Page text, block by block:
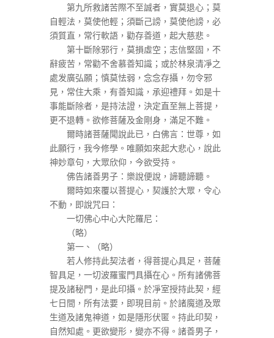
第九所救諸苦際不至誠者，實莫退心；莫
自輕法，莫使他輕；須斷己謗，莫使他謗，必
須質直，常行軟語，勸存善道，起大慈悲。
第十斷除邪行，莫損虛空；志信堅固，不
辭疲苦，常勸不舍慕善知識；或於林泉清凈之
處发廣弘願；慎莫怯弱，念念存攝，勿令邪
見，常住大乘，有善知識，承迎禮拜。如是十
事能斷除者，是持法證，決定直至無上菩提，
更不退轉。欲修菩薩及金剛身，滿足不難。
爾時諸菩薩聞說此已，白佛言：世尊，如
此願行，我今修學。唯願如來起大悲心，說此
神妙章句，大眾欣仰，今欲受持。
佛告諸善男子：樂說便說，諦聽諦聽。
爾時如來覆以菩提心，契護於大眾，令心
不動，即說咒曰：
一切佛心中心大陀羅尼：
（略）
第一、（略）
若人修持此契法者，得菩提心具足，菩薩
智具足，一切波羅蜜門具攝在心。所有諸佛菩
提及諸秘門，是此印攝。於凈室授持此契，經
七日間，所有法要，即現目前。於諸魔道及眾
生道及諸鬼神道，如是隱形伏匿。持此印契，
自然知處。更欲變形，變亦不得。諸善男子，